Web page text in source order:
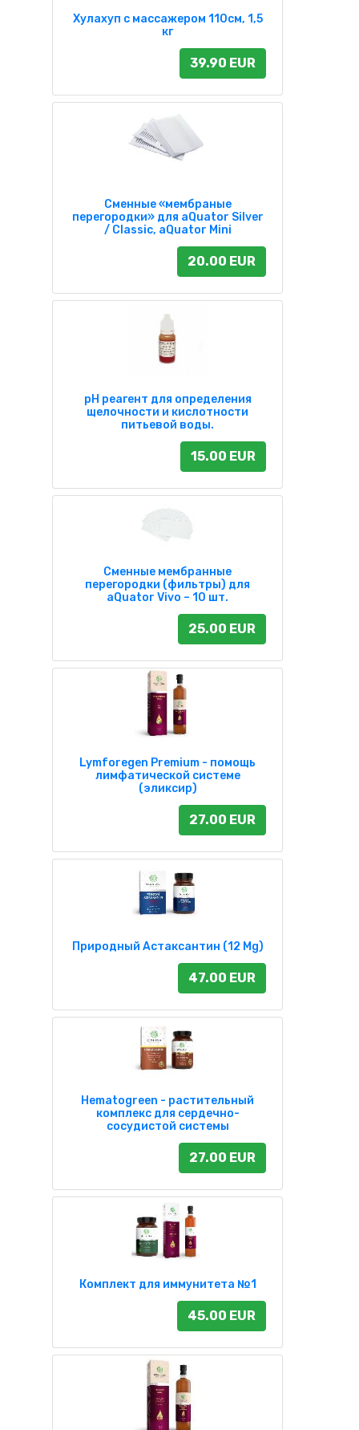
Хулахуп с массажером 110см, 1,5
кг
39.90 EUR
Сменные «мембраные
перегородки» для aQuator Silver
/ Classic, aQuator Mini
20.00 EUR
pH реагент для определения
щелочности и кислотности
питьевой воды.
15.00 EUR
Сменные мембранные
перегородки (фильтры) для
aQuator Vivo – 10 шт.
25.00 EUR
Lymforegen Premium - помощь
лимфатической системе
(эликсир)
27.00 EUR
Природный Астаксантин (12 Mg)
47.00 EUR
Hematogreen - растительный
комплекс для сердечно-
сосудистой системы
27.00 EUR
Комплект для иммунитета №1
45.00 EUR